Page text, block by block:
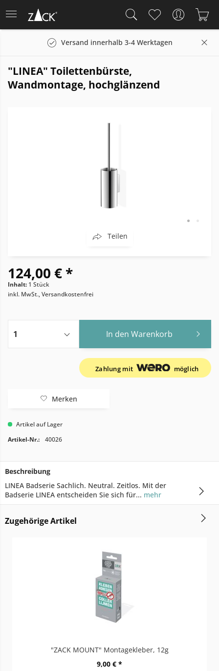
Versand innerhalb 3-4 Werktagen
"LINEA" Toilettenbürste,
Wandmontage, hochglänzend
Teilen
124,00 € *
Inhalt: 1 Stück
inkl. MwSt., Versandkostenfrei
In den Warenkorb
Zahlung mit möglich
Merken
Artikel auf Lager
Artikel-Nr.:
40026
Beschreibung
LINEA Badserie Sachlich. Neutral. Zeitlos. Mit der
Badserie LINEA entscheiden Sie sich für... mehr
Zugehörige Artikel
"ZACK MOUNT" Montagekleber, 12g
9,00 € *